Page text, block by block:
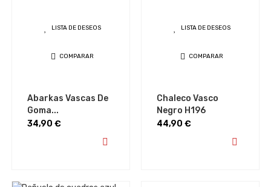
LISTA DE DESEOS
COMPARAR
Abarkas Vascas De
Goma...
Precio
34,90 €
LISTA DE DESEOS
COMPARAR
Chaleco Vasco
Negro H196
Precio
44,90 €